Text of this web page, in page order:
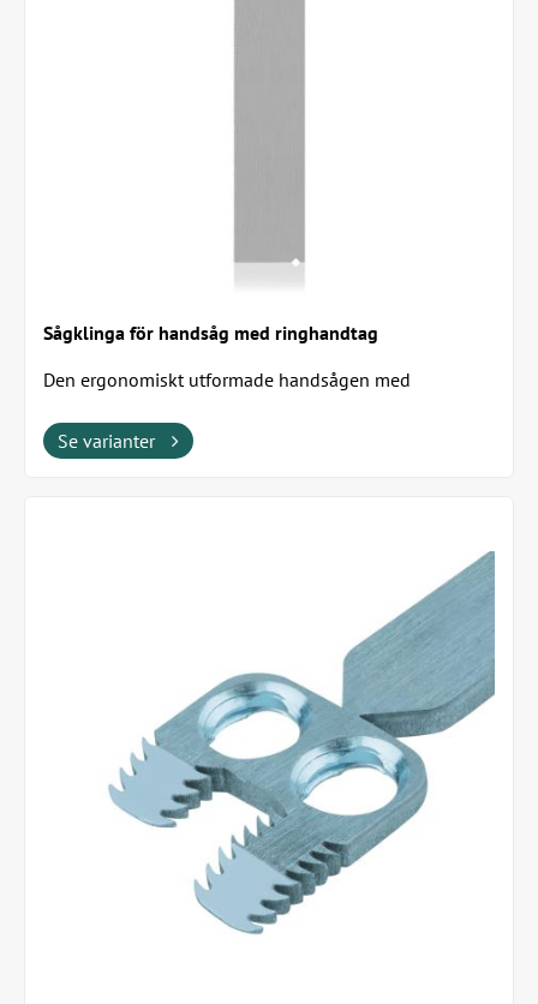
Sågklinga för handsåg med ringhandtag
Den ergonomiskt utformade handsågen med
Se varianter